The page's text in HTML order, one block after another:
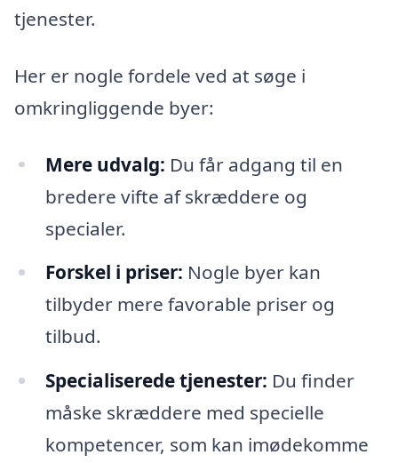
tjenester.
Her er nogle fordele ved at søge i
omkringliggende byer:
Mere udvalg: Du får adgang til en
bredere vifte af skræddere og
specialer.
Forskel i priser: Nogle byer kan
tilbyder mere favorable priser og
tilbud.
Specialiserede tjenester: Du finder
måske skræddere med specielle
kompetencer, som kan imødekomme